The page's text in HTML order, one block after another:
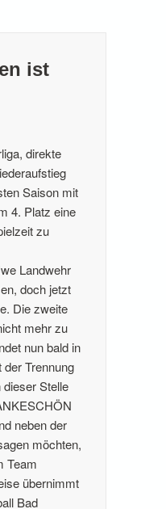
ist
direkte
Saison mit
4. Platz eine
zu
Landwehr
doch jetzt
Die zweite
mehr zu
nun bald in
Trennung
Stelle
neben der
möchten,
Team
übernimmt
Bad